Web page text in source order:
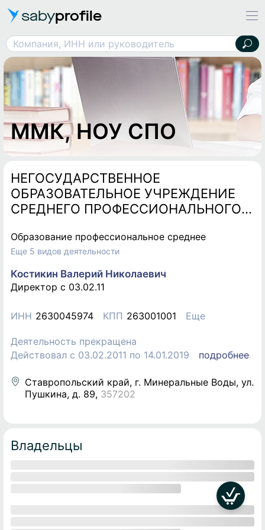
sabyprofile
Компания, ИНН или руководитель
ММК, НОУ СПО
ММК, НОУ СПО
НЕГОСУДАРСТВЕННОЕ
ОБРАЗОВАТЕЛЬНОЕ УЧРЕЖДЕНИЕ
СРЕДНЕГО ПРОФЕССИОНАЛЬНОГО
"МИНЕРАЛОВОДСКИЙ
МНОГОПРОФИЛЬНЫЙ КОЛЛЕДЖ"
Образование профессиональное среднее
Еще 5 видов деятельности
Костикин Валерий Николаевич
Директор c 03.02.11
ИНН 2630045974 КПП 263001001 Еще
Деятельность прекращена
Действовал с 03.02.2011 по 14.01.2019
подробнее
Ставропольский край, г. Минеральные Воды, ул.
Пушкина, д. 89, 357202
Владельцы